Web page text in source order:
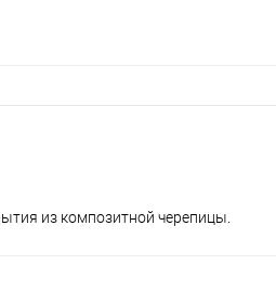
из композитной черепицы.